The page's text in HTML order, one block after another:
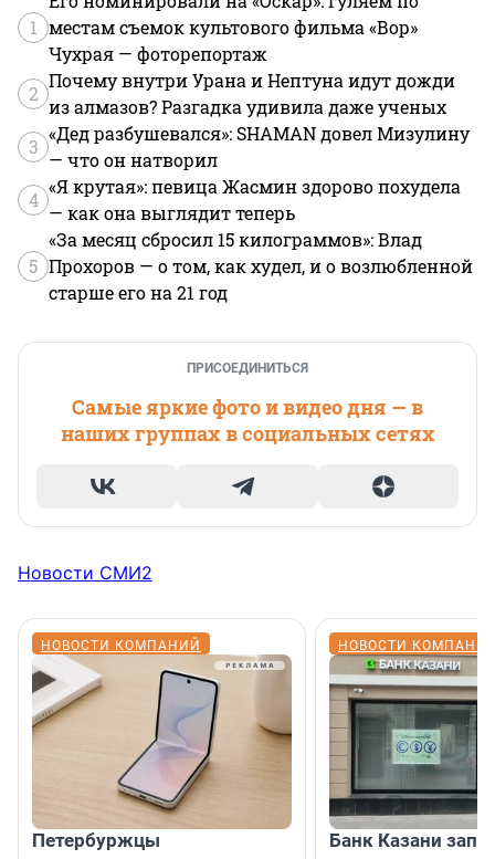
1 местам съемок культового фильма «Вор»
Чухрая — фоторепортаж
2
Почему внутри Урана и Нептуна идут дожди
из алмазов? Разгадка удивила даже ученых
3
«Дед разбушевался»: SHAMAN довел Мизулину
— что он натворил
4
«Я крутая»: певица Жасмин здорово похудела
— как она выглядит теперь
5
«За месяц сбросил 15 килограммов»: Влад
Прохоров — о том, как худел, и о возлюбленной
старше его на 21 год
ПРИСОЕДИНИТЬСЯ
Самые яркие фото и видео дня — в
наших группах в социальных сетях
Новости СМИ2
НОВОСТИ КОМПАНИЙ
Петербуржцы
НОВОСТИ
Банк Казани